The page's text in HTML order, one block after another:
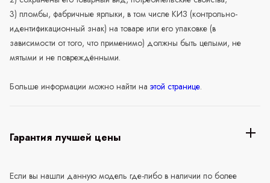
3) пломбы, фабричные ярлыки, в том числе КИЗ (контрольно-
идентификационный знак) на товаре или его упаковке (в
зависимости от того, что применимо) должны быть целыми, не
мятыми и не повреждёнными.
Больше информации можно найти на этой странице.
Гарантия лучшей цены
Если вы нашли данную модель где-либо в наличии по более